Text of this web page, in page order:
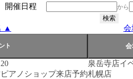
開催日程
から
▲ 会
泉岳寺店イ
アノショップ来店予約札幌店